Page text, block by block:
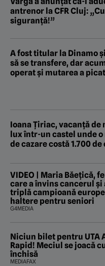
antrenor la CFR Cluj: „Cu
siguranță!”
A fost titular la Dinamo
să se transfere, dar
operat și mutarea a picat
Ioana Țiriac, vacanță de
lux într-un castel unde
de cazare costă 1.700 de
VIDEO | Maria Băețică,
care a învins cancerul și
triplă campioană
haltere pentru seniori
G4MEDIA
Niciun bilet pentru UTA
Rapid! Meciul se joacă
închisă
MEDIAFAX